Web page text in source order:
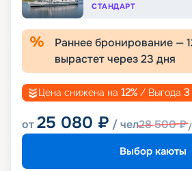
СТАНДАРТ
Раннее бронирование —
вырастет через23 дня
Цена снижена на 12% / Выгода 3
от25 080 ₽ / чел28 500₽/
Выбор каюты